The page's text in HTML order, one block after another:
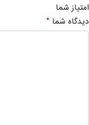
امتیاز شما
دیدگاه شما *